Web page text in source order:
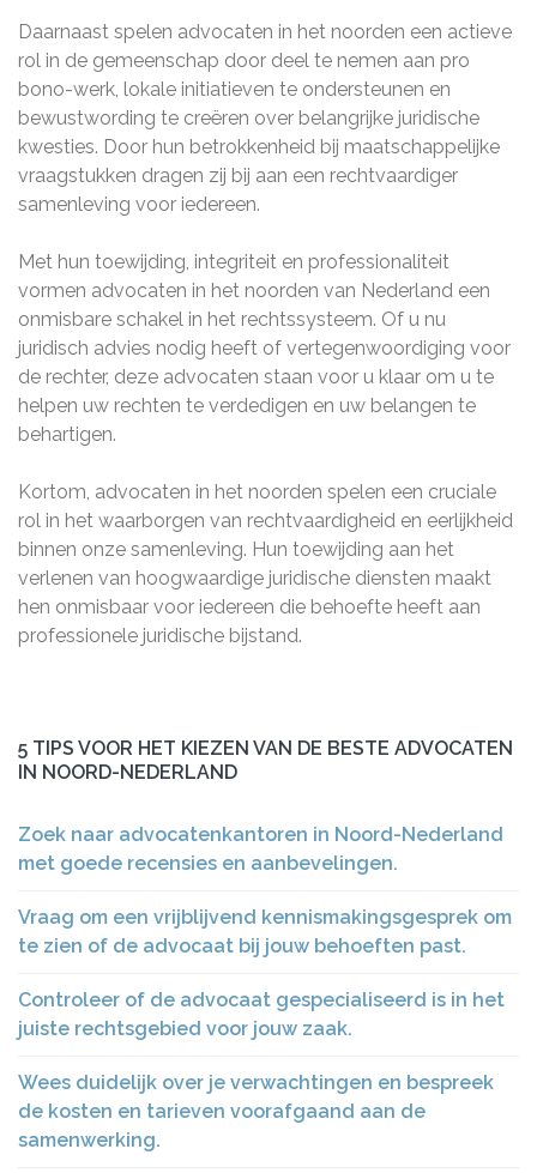
Daarnaast spelen advocaten in het noorden een actieve
rol in de gemeenschap door deel te nemen aan pro
bono-werk, lokale initiatieven te ondersteunen en
bewustwording te creëren over belangrijke juridische
kwesties. Door hun betrokkenheid bij maatschappelijke
vraagstukken dragen zij bij aan een rechtvaardiger
samenleving voor iedereen.
Met hun toewijding, integriteit en professionaliteit
vormen advocaten in het noorden van Nederland een
onmisbare schakel in het rechtssysteem. Of u nu
juridisch advies nodig heeft of vertegenwoordiging voor
de rechter, deze advocaten staan voor u klaar om u te
helpen uw rechten te verdedigen en uw belangen te
behartigen.
Kortom, advocaten in het noorden spelen een cruciale
rol in het waarborgen van rechtvaardigheid en eerlijkheid
binnen onze samenleving. Hun toewijding aan het
verlenen van hoogwaardige juridische diensten maakt
hen onmisbaar voor iedereen die behoefte heeft aan
professionele juridische bijstand.
5 TIPS VOOR HET KIEZEN VAN DE BESTE ADVOCATEN
IN NOORD-NEDERLAND
Zoek naar advocatenkantoren in Noord-Nederland
met goede recensies en aanbevelingen.
Vraag om een vrijblijvend kennismakingsgesprek om
te zien of de advocaat bij jouw behoeften past.
Controleer of de advocaat gespecialiseerd is in het
juiste rechtsgebied voor jouw zaak.
Wees duidelijk over je verwachtingen en bespreek
de kosten en tarieven voorafgaand aan de
samenwerking.